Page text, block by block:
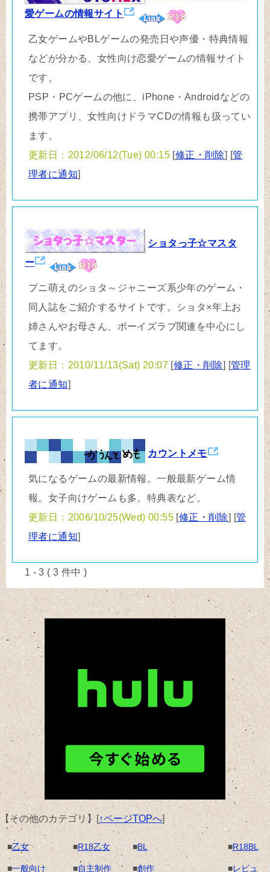
愛ゲームの情報サイト
乙女ゲームやBLゲームの発売日や声優・特典情報
などが分かる、女性向け恋愛ゲームの情報サイト
です。
PSP・PCゲームの他に、iPhone・Androidなどの
携帯アプリ、女性向けドラマCDの情報も扱ってい
ます。
更新日：2012/06/12(Tue) 00:15 [修正・削除] [管
理者に通知]
ショタっ子☆マスタ
ー
プニ萌えのショタ～ジャニーズ系少年のゲーム・
同人誌をご紹介するサイトです。ショタ×年上お
姉さんやお母さん、ボーイズラブ関連を中心にし
てます。
更新日：2010/11/13(Sat) 20:07 [修正・削除] [管理
者に通知]
カウントメモ
気になるゲームの最新情報。一般最新ゲーム情
報。女子向けゲームも多。特典表など。
更新日：2006/10/25(Wed) 00:55 [修正・削除] [管
理者に通知]
1 - 3 ( 3 件中 )
【その他のカテゴリ】 [↑ページTOPへ]
■乙女 ■R18乙女 ■BL ■R18BL
■一般向け ■自主制作 ■創作 ■レビュ